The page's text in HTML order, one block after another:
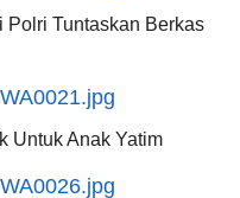
Polri Tuntaskan Berkas
Untuk Anak Yatim